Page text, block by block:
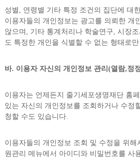
성별, 연령별 기타 특정 조건의 집단에 대
이용자들의 개인정보는 광고를 의뢰한 개
않으며, 기타 통계처리나 학술연구, 시장
도 특정한 개인을 식별할 수 없는 형태로
바. 이용자 자신의 개인정보 관리(열람,정
이용자는 언제든지 줄기세포생명재단 홈
있는 자신의 개인정보를 조회하거나 수정
청할 수도 있습니다.
이용자들의 개인정보 조회 및 수정을 위해
원관리 메뉴에서 아이디와 비밀번호를 사